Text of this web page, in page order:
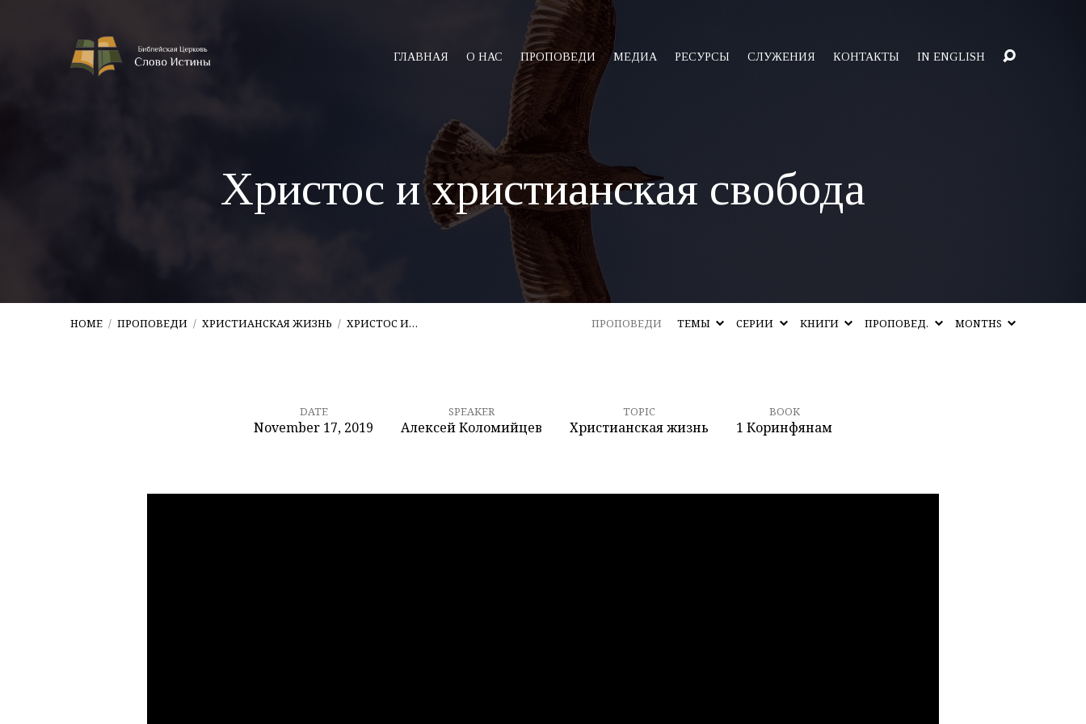
ГЛАВНАЯ О НАС ПРОПОВЕДИ МЕДИА РЕСУРСЫ СЛУЖЕНИЯ КОНТАКТЫ IN ENGLISH
Христос и христианская свобода
HOME / ПРОПОВЕДИ / ХРИСТИАНСКАЯ ЖИЗНЬ / ХРИСТОС И… ПРОПОВЕДИ ТЕМЫ СЕРИИ КНИГИ ПРОПОВЕД. MONTHS
DATE
November 17, 2019
SPEAKER
Алексей Коломийцев
TOPIC
Христианская жизнь
BOOK
1 Коринфянам